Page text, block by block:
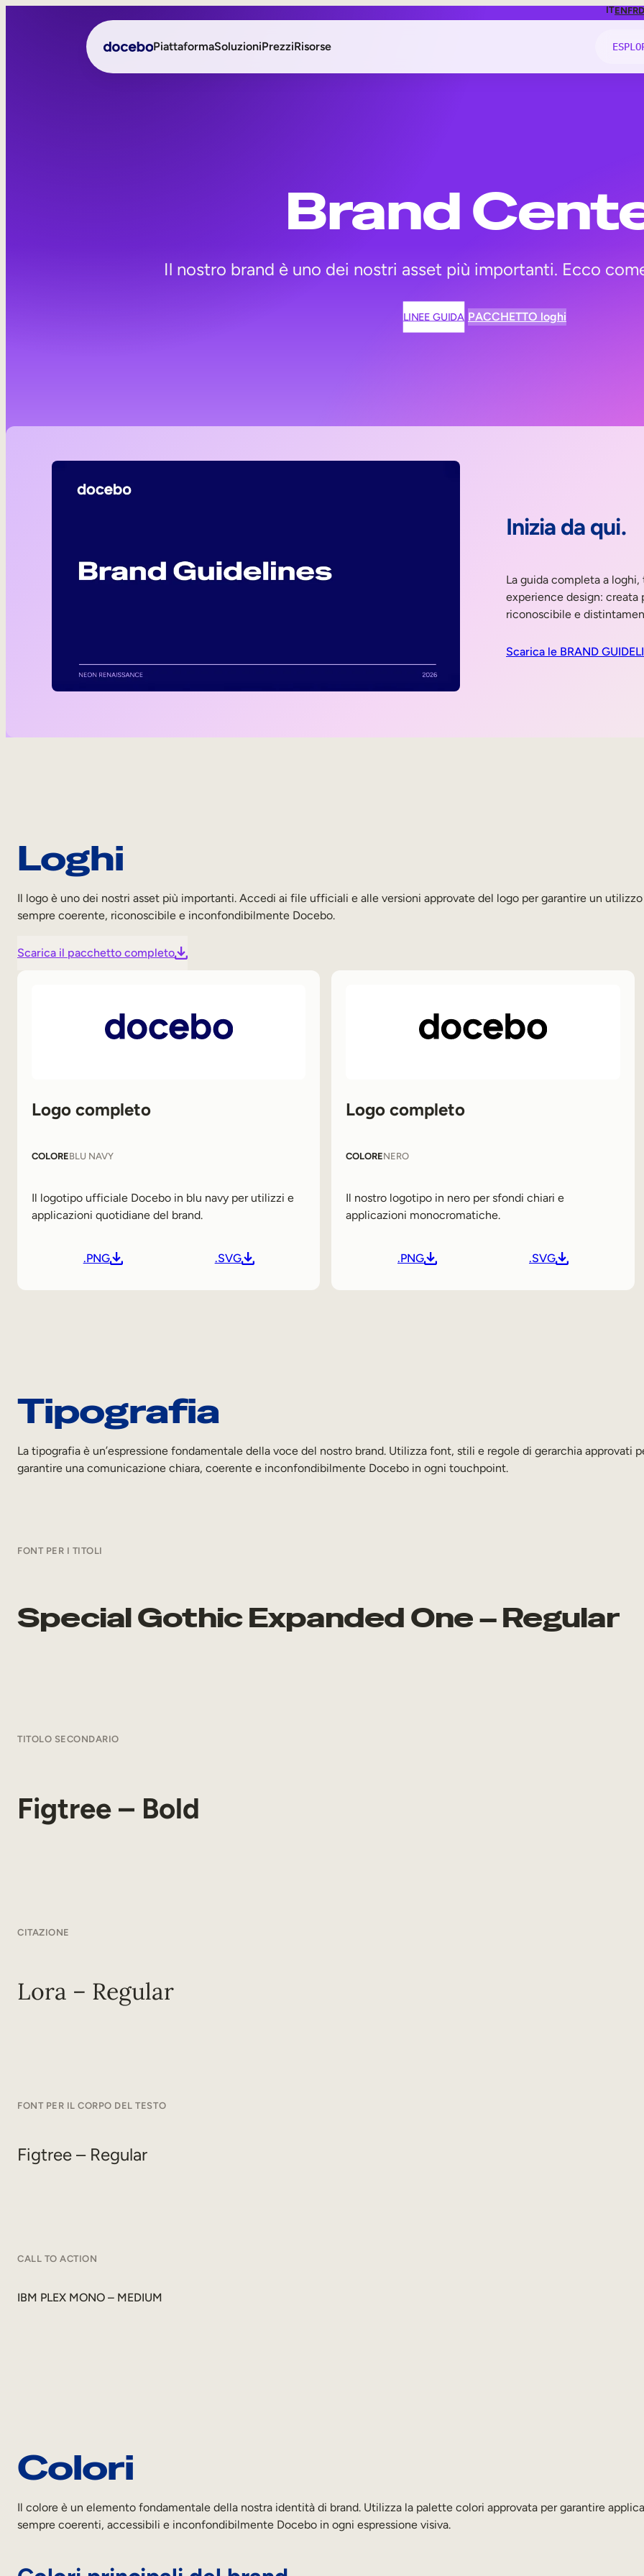
ITENFR
PiattaformaSoluzioniPrezziRisorse
Formazione sulla complianceBrand
Il nostro brand è uno dei nostri asset più importanti. Ecco
LINEE GUIDA PACCHETTO loghi
Inizia da qui.
La guida completa a
experience design: creata
riconoscibile e
Scarica le BRAND
Loghi
Il logo è uno dei nostri asset più importanti. Accedi ai file ufficiali e alle versioni approvate del logo per garantire un utilizzo
sempre coerente, riconoscibile e inconfondibilmente Docebo.
Scarica il pacchetto completo
Logo completo
COLOREBLU NAVY
Il logotipo ufficiale Docebo in blu navy per utilizzi e
applicazioni quotidiane del brand.
.PNG .SVG
Logo completo
COLORENERO
Il nostro logotipo in nero per sfondi chiari e
applicazioni monocromatiche.
.PNG .SVG
Tipografia
La tipografia è un’espressione fondamentale della voce del nostro brand. Utilizza font, stili e regole di gerarchia approvati
garantire una comunicazione chiara, coerente e inconfondibilmente Docebo in ogni touchpoint.
FONT PER I TITOLI
Special Gothic Expanded One – Regular
TITOLO SECONDARIO
Figtree – Bold
CITAZIONE
Lora – Regular
FONT PER IL CORPO DEL TESTO
Figtree – Regular
CALL TO ACTION
IBM PLEX MONO – MEDIUM
Colori
Il colore è un elemento fondamentale della nostra identità di brand. Utilizza la palette colori approvata per garantire
sempre coerenti, accessibili e inconfondibilmente Docebo in ogni espressione visiva.